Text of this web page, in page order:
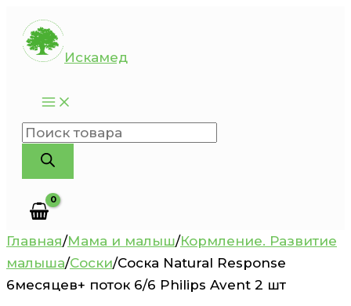
Перейти
содержимому
Искамед
Поиск
товаров
Главная/Мама и малыш/Кормление. Развитие
малыша/Соски/Соска Natural Response
6месяцев+ поток 6/6 Philips Avent 2 шт